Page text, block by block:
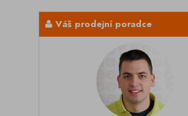
Váš prodejní poradce